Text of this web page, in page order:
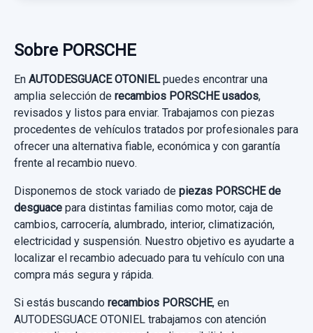
PUERTA TRASERA IZQUIERDA NEGRO
300,00 €
Consultar por whatsapp
Ref:805109 OEM:7L0521101A
66,93 €
Sin IVA, gastos de envío no incluidos.
Consultar por whatsapp
MOTOR ELEVALUNAS TRASERO
PORSCHE CAYENNE (TYP 9PA) S
Garantía 1 año
3D0959795C
17,35 €
Sin IVA, gastos de envío no incluidos.
Consultar por whatsapp
SUPERIOR E INFERIOR
ASIENTOS TRASEROS CON
REPOSABRAZOS... usado.
PORSCHE CAYENNE (TYP 9PA) S
Ref:805606
175,00 €
Sin IVA, gastos de envío no incluidos.
BRAZO SUSPENSION INFERIOR DELANTERO
DERECHO
BRAZO SUSPENSION INFERIOR
DELANTERO... usado.
PORSCHE CAYENNE (TYP 9PA) S
Ref:820970
Sobre PORSCHE
En AUTODESGUACE OTONIELpuedes encontrar una
amplia selección de recambios PORSCHE usados,
revisados y listos para enviar. Trabajamos con piezas
procedentes de vehículos tratados por profesionales para
ofrecer una alternativa fiable, económica y con garantía
frente al recambio nuevo.
Disponemos de stock variado de piezas PORSCHE de
desguace para distintas familias como motor, caja de
cambios, carrocería, alumbrado, interior, climatización,
electricidad y suspensión. Nuestro objetivo es ayudarte a
localizar el recambio adecuado para tu vehículo con una
compra más segura y rápida.
Si estás buscando recambios PORSCHE, en
AUTODESGUACE OTONIEL trabajamos con atención